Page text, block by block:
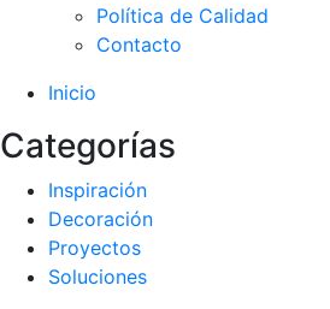
Política de Calidad
Contacto
Inicio
Categorías
Inspiración
Decoración
Proyectos
Soluciones